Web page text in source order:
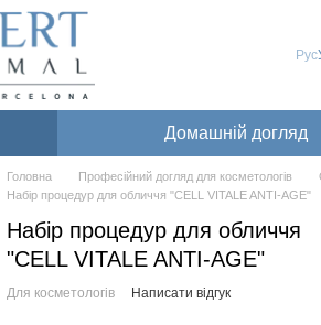
Рус
Домашній догляд
Головна Професійний догляд для косметологів
Набір процедур для обличчя "CELL VITALE ANTI-AGE"
Набір процедур для обличчя
"CELL VITALE ANTI-AGE"
Для косметологів Написати відгук